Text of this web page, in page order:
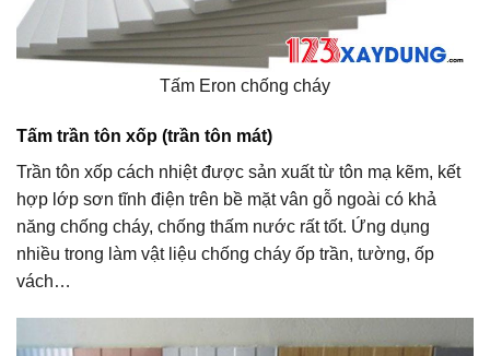
Tấm Eron chống cháy
Tấm trần tôn xốp (trần tôn mát)
Trần tôn xốp cách nhiệt được sản xuất từ tôn mạ kẽm, kết
hợp lớp sơn tĩnh điện trên bề mặt vân gỗ ngoài có khả
năng chống cháy, chống thấm nước rất tốt. Ứng dụng
nhiều trong làm vật liệu chống cháy ốp trần, tường, ốp
vách…